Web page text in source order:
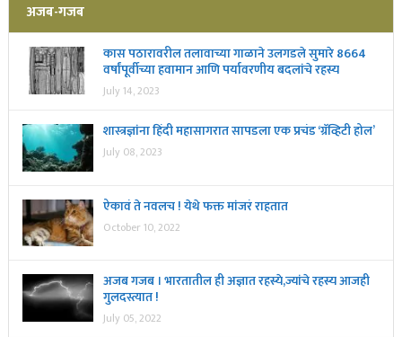
अजब-गजब
कास पठारावरील तलावाच्या गाळाने उलगडले सुमारे 8664
वर्षांपूर्वीच्या हवामान आणि पर्यावरणीय बदलांचे रहस्य
July 14, 2023
शास्त्रज्ञांना हिंदी महासागरात सापडला एक प्रचंड ‘ग्रॅव्हिटी होल’
July 08, 2023
ऐकावं ते नवलच ! येथे फक्त मांजरं राहतात
October 10, 2022
अजब गजब । भारतातील ही अज्ञात रहस्ये,ज्यांचे रहस्य आजही
गुलदस्त्यात !
July 05, 2022